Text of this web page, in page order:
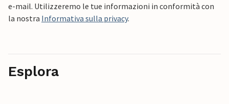
e-mail. Utilizzeremo le tue informazioni in conformità con
la nostra Informativa sulla privacy.
Esplora